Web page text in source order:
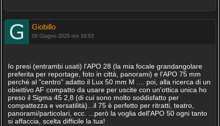
Giobillo
05 Giugno 2025 ore 18:53
Io presi (entrambi usati) l'APO 28 (la mia focale grandangolare
preferita per reportage, foto in città, panorami) e l'APO 75 mm
perché al "centro" adatto il Lux 50 mm M .... poi, alla ricerca di un
obiettivo AF compatto da usare per uscite con un'ottica unica ho
preso il Sigma 45 2,8 (di cui sono molto soddisfatto per
compattezza e versatilità)...il 75 è perfetto per ritratti, teatro,
panorami/particolari, ecc. ...però la voglia dell'APO 50 ogni tanto
si affaccia, scelta difficile la tua!